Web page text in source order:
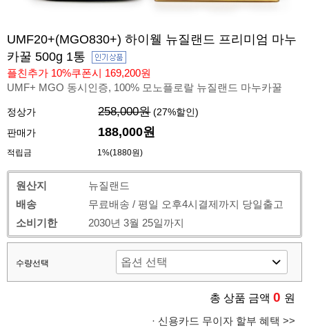
UMF20+(MGO830+) 하이웰 뉴질랜드 프리미엄 마누
카꿀 500g 1통
플친추가 10%쿠폰시 169,200원
UMF+ MGO 동시인증, 100% 모노플로랄 뉴질랜드 마누카꿀
정상가 258,000원 (27%할인)
판매가
188,000원
적립금 1%(1880원)
원산지
뉴질랜드
배송
무료배송 / 평일 오후4시결제까지 당일출고
소비기한
2030년 3월 25일까지
수량선택
총 상품 금액 0 원
· 신용카드 무이자 할부 혜택 >>